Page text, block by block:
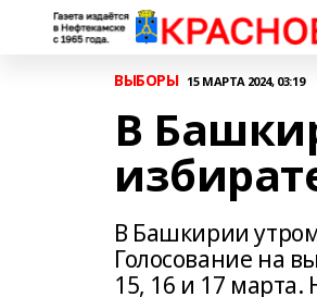
ВЫБОРЫ 15 МАРТА 2024, 03:19
В
В Башкирии
Голосование на
15, 16 и 17